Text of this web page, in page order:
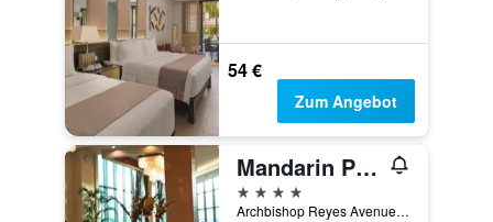
54 €
Zum Angebot
Mandarin Plaza Hotel
4 Sterne
Archbishop Reyes Avenue Corner Escario Street, Cebu City, Philippinen